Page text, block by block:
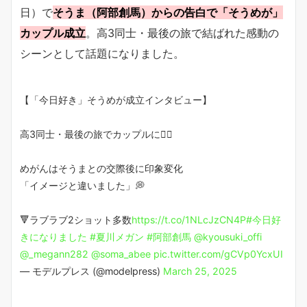
日）でそうま（阿部創馬）からの告白で「そうめが」
カップル成立。高3同士・最後の旅で結ばれた感動の
シーンとして話題になりました。
【「今日好き」そうめが成立インタビュー】
高3同士・最後の旅でカップルに🧚‍♀️
めがんはそうまとの交際後に印象変化
「イメージと違いました」💭
🔻ラブラブ2ショット多数https://t.co/1NLcJzCN4P#今日好
きになりました #夏川メガン #阿部創馬 @kyousuki_offi
@_megann282 @soma_abee pic.twitter.com/gCVp0YcxUI
— モデルプレス (@modelpress) March 25, 2025